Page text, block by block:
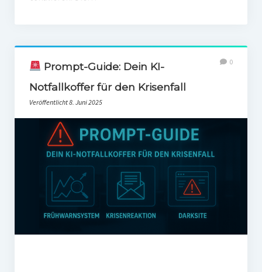
Prompt-Guide: Dein KI-
Notfallkoffer für den Krisenfall
Veröffentlicht 8. Juni 2025
0